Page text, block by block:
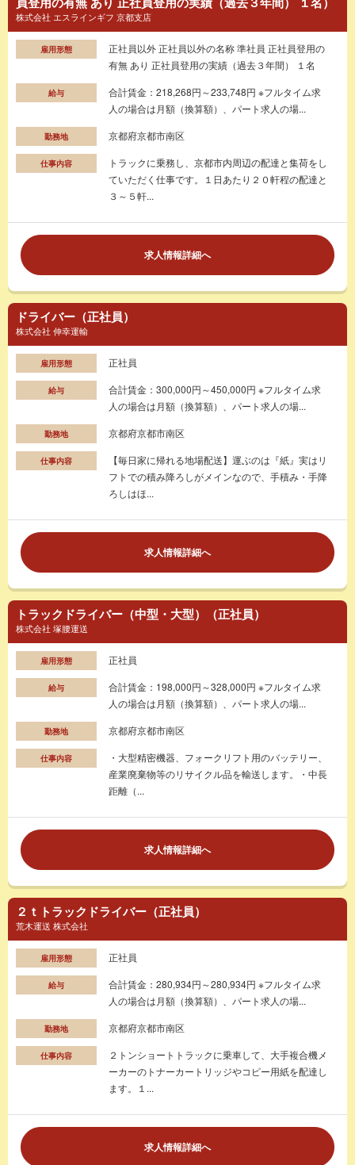
株式会社 エスラインギフ 京都支店
雇用形態
正社員以外 正社員以外の名称 準社員 正社員登用の
有無 あり 正社員登用の実績（過去３年間） １名
給与
合計賃金：218,268円～233,748円 ※フルタイム求
人の場合は月額（換算額）、パート求人の場...
勤務地 京都府京都市南区
仕事内容
トラックに乗務し、京都市内周辺の配達と集荷をし
ていただく仕事です。１日あたり２０軒程の配達と
３～５軒...
求人情報詳細へ
ドライバー（正社員）
株式会社 伸幸運輸
雇用形態 正社員
給与
合計賃金：300,000円～450,000円 ※フルタイム求
人の場合は月額（換算額）、パート求人の場...
勤務地 京都府京都市南区
仕事内容
【毎日家に帰れる地場配送】運ぶのは『紙』実はリ
フトでの積み降ろしがメインなので、手積み・手降
ろしはほ...
求人情報詳細へ
トラックドライバー（中型・大型）（正社員）
株式会社 塚腰運送
雇用形態 正社員
給与
合計賃金：198,000円～328,000円 ※フルタイム求
人の場合は月額（換算額）、パート求人の場...
勤務地 京都府京都市南区
仕事内容
・大型精密機器、フォークリフト用のバッテリー、
産業廃棄物等のリサイクル品を輸送します。・中長
距離（...
求人情報詳細へ
２ｔトラックドライバー（正社員）
荒木運送 株式会社
雇用形態 正社員
給与
合計賃金：280,934円～280,934円 ※フルタイム求
人の場合は月額（換算額）、パート求人の場...
勤務地 京都府京都市南区
仕事内容
２トンショートトラックに乗車して、大手複合機メ
ーカーのトナーカートリッジやコピー用紙を配達し
ます。１...
求人情報詳細へ